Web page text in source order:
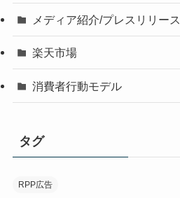
メディア紹介/プレスリリース
楽天市場
消費者行動モデル
タグ
RPP広告